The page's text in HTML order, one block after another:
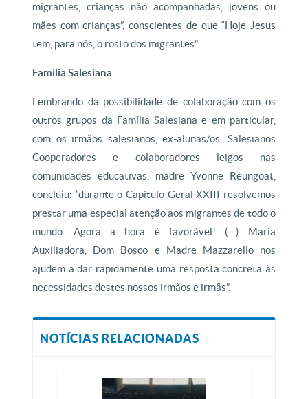
migrantes, crianças não acompanhadas, jovens ou
mães com crianças”, conscientes de que “Hoje Jesus
tem, para nós, o rosto dos migrantes”.
Família Salesiana
Lembrando da possibilidade de colaboração com os
outros grupos da Família Salesiana e em particular,
com os irmãos salesianos, ex-alunas/os, Salesianos
Cooperadores e colaboradores leigos nas
comunidades educativas, madre Yvonne Reungoat,
concluiu: “durante o Capítulo Geral XXIII resolvemos
prestar uma especial atenção aos migrantes de todo o
mundo. Agora a hora é favorável! (…) Maria
Auxiliadora, Dom Bosco e Madre Mazzarello nos
ajudem a dar rapidamente uma resposta concreta às
necessidades destes nossos irmãos e irmãs”.
NOTÍCIAS RELACIONADAS